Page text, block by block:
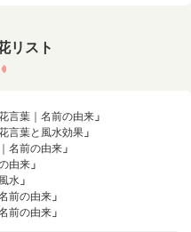
リスト
言葉｜名前の由来 」
言葉と風水効果 」
名前の由来 」
由来 」
水 」
前の由来 」
前の由来 」